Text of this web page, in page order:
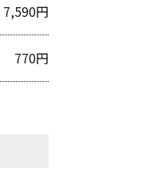
7,590円
770円